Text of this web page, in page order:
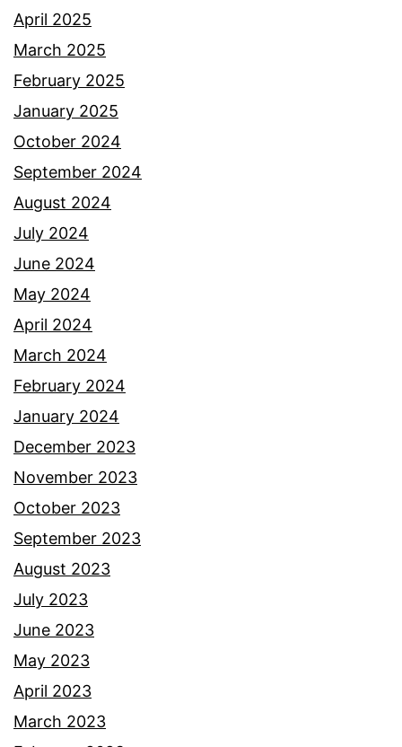
April 2025
March 2025
February 2025
January 2025
October 2024
September 2024
August 2024
July 2024
June 2024
May 2024
April 2024
March 2024
February 2024
January 2024
December 2023
November 2023
October 2023
September 2023
August 2023
July 2023
June 2023
May 2023
April 2023
March 2023